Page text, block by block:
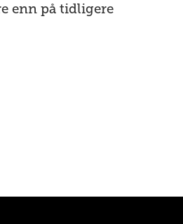
enn på tidligere